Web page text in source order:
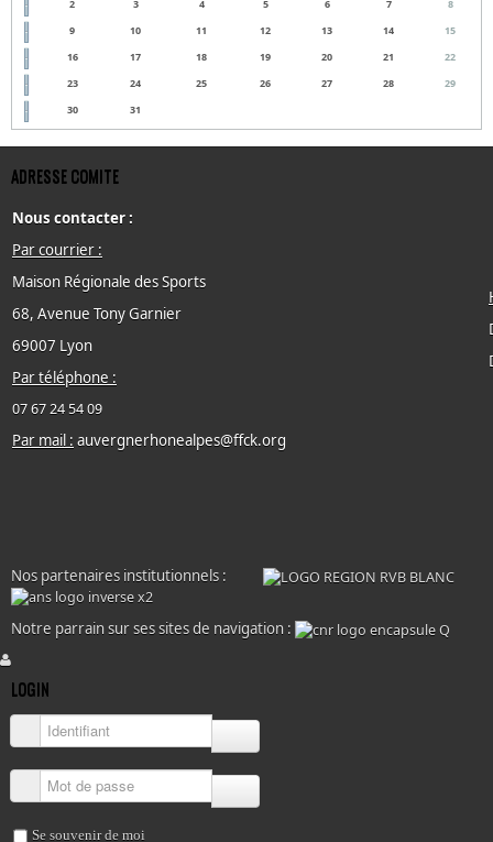
2
3 4 5 6 7
8
9
10 11 12 13 14
15
16
17 18 19 20 21
22
23
24 25 26 27 28
29
30
31
ADRESSE COMITE
Nous contacter :
Par courrier :
Maison Régionale des Sports
68, Avenue Tony Garnier
69007 Lyon
Par téléphone :
07 67 24 54 09
Par mail : auvergnerhonealpes@ffck.org
Nos partenaires institutionnels :
Notre parrain sur ses sites de navigation :
LOGIN
Identifiant
Mot de passe
Se souvenir de moi